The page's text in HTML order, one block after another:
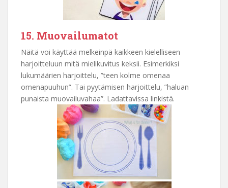
15. Muovailumatot
Näitä voi käyttää melkeinpä kaikkeen kielelliseen
harjoitteluun mitä mielikuvitus keksii. Esimerkiksi
lukumäärien harjoittelu, ”teen kolme omenaa
omenapuuhun”. Tai pyytämisen harjoittelu, ”haluan
punaista muovailuvahaa”. Ladattavissa linkistä.